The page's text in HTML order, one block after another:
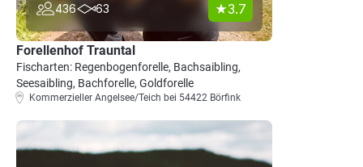
436 63 3.7
Forellenhof Trauntal
Fischarten: Regenbogenforelle, Bachsaibling,
Seesaibling, Bachforelle, Goldforelle
Kommerzieller Angelsee/Teich bei 54422 Börfink